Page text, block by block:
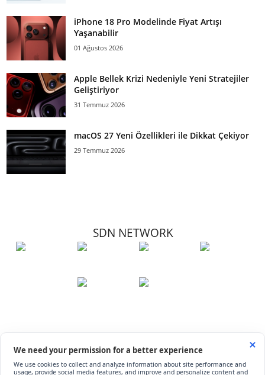
iPhone 18 Pro Modelinde Fiyat Artışı
Yaşanabilir
01 Ağustos 2026
Apple Bellek Krizi Nedeniyle Yeni Stratejiler
Geliştiriyor
31 Temmuz 2026
macOS 27 Yeni Özellikleri ile Dikkat Çekiyor
29 Temmuz 2026
SDN NETWORK